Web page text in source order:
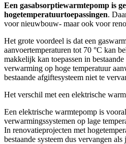
Een gasabsorptiewarmtepomp is
hogetemperatuurtoepassingen.
voor nieuwbouw- maar ook voor
Het grote voordeel is dat een
aanvoertemperaturen tot 70 °C kan
makkelijk kan toepassen in
verwarming op hoge temperatuur
bestaande afgiftesysteem niet te
Het verschil met een elektrische
Een elektrische warmtepomp is
verwarmingssystemen op lage
In renovatieprojecten met
bestaande systeem dus vervangen